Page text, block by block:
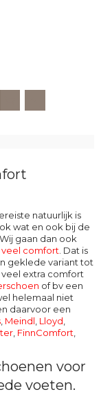
natuurlijk is
wat en ook bij de
gaan dan ook
comfort. Dat is
geklede variant tot
extra comfort
of bv een
helemaal niet
daarvoor een
, Meindl, Lloyd,
, FinnComfort,
voor
voeten.